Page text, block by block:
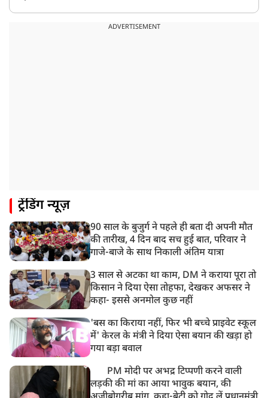
ADVERTISEMENT
ट्रेंडिंग न्यूज़
90 साल के बुजुर्ग ने पहले ही बता दी अपनी मौत
की तारीख, 4 दिन बाद सच हुई बात, परिवार ने
गाजे-बाजे के साथ निकाली अंतिम यात्रा
3 साल से अटका था काम, DM ने कराया पूरा तो
किसान ने दिया ऐसा तोहफा, देखकर अफसर ने
कहा- इससे अनमोल कुछ नहीं
'बस का किराया नहीं, फिर भी बच्चे प्राइवेट स्कूल
में' केरल के मंत्री ने दिया ऐसा बयान की खड़ा हो
गया बड़ा बवाल
PM मोदी पर अभद्र टिप्पणी करने वाली
लड़की की मां का आया भावुक बयान, की